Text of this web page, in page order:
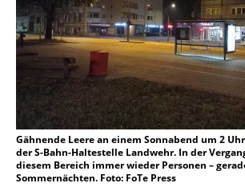
Gähnende Leere an einem Sonnabend um 2
der S-Bahn-Haltestelle Landwehr. In der
diesem Bereich immer wieder Personen –
Sommernächten. Foto: FoTe Press